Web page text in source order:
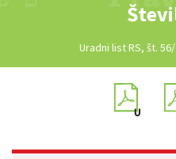
Uradni list RS, št.